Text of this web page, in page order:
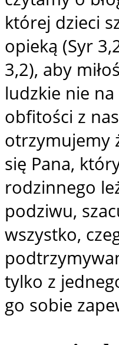
której dzieci
opieką (Syr
3,2), aby
ludzkie nie na
obfitości z
otrzymujemy
się Pana,
rodzinnego
podziwu,
wszystko,
tylko z
go sobie